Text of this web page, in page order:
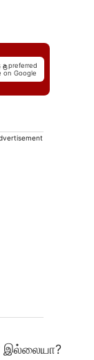
a preferred
on Google
இல்லையா?